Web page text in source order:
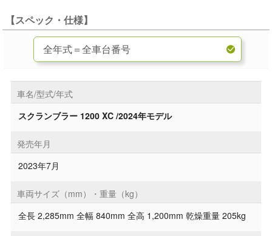
【スペック・仕様】
車名/型式/年式
スクランブラー 1200 XC /2024年モデル
発売年月
2023年7月
車両サイズ（mm）・重量（kg）
全長 2,285mm 全幅 840mm 全高 1,200mm 乾燥重量 205kg